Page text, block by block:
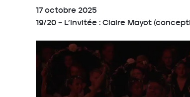
17 octobre 2025
19/20 – L’invitée : Claire Mayot
vidéo